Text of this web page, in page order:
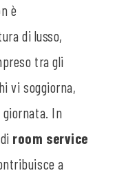
è
di lusso,
tra gli
vi soggiorna,
giornata. In
room service
a